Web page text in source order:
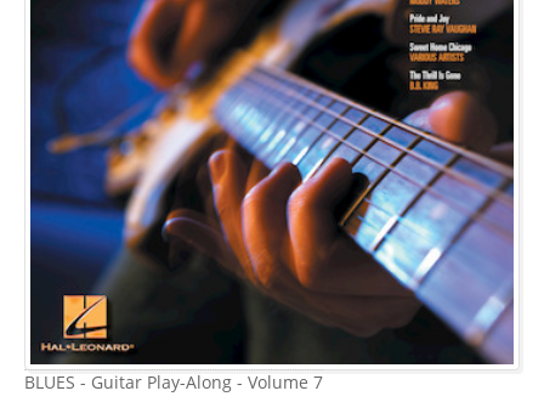
BLUES - Guitar Play-Along - Volume 7